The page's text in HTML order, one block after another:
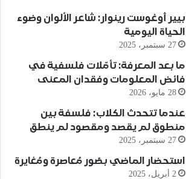
بيير أوغوست رينوار: شاعر الألوان وضوء
الحياة اليومية
27 سبتمبر، 2025
ما بعد المعرفة: تأمّلات فلسفية في
فائض المعلومات وفقدان المعنى
28 مايو، 2026
عندما تتحدث الكلاب: فلسفة بين
منطوق لم يقصد ومقصود لم ينطق
27 سبتمبر، 2025
استحضار الماضي بصُور مُعاصرة ومُغايرة
2 أبريل، 2025